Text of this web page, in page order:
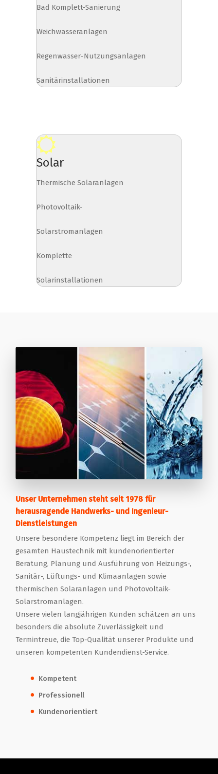
Bad Komplett-Sanierung
Weichwasseranlagen
Regenwasser-Nutzungsanlagen
Sanitärinstallationen
Solar
Thermische Solaranlagen
Photovoltaik-
Solarstromanlagen
Komplette
Solarinstallationen
Unser Unternehmen steht seit 1978 für
herausragende Handwerks- und Ingenieur-
Dienstleistungen
Unsere besondere Kompetenz liegt im Bereich der
gesamten Haustechnik mit kundenorientierter
Beratung, Planung und Ausführung von Heizungs-,
Sanitär-, Lüftungs- und Klimaanlagen sowie
thermischen Solaranlagen und Photovoltaik-
Solarstromanlagen.
Unsere vielen langjährigen Kunden schätzen an uns
besonders die absolute Zuverlässigkeit und
Termintreue, die Top-Qualität unserer Produkte und
unseren kompetenten Kundendienst-Service.
Kompetent
Professionell
Kundenorientiert